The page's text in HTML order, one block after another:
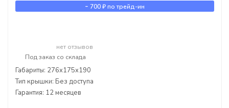
- 700 ₽по трейд-ин
нет отзывов
Под заказ со склада
Габариты: 276x175x190
Тип крышки: Без доступа
Гарантия: 12 месяцев